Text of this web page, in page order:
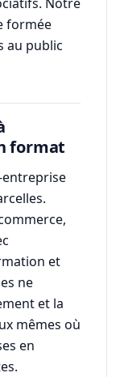
formée
au public
format
et
ne
et la
mêmes où
en